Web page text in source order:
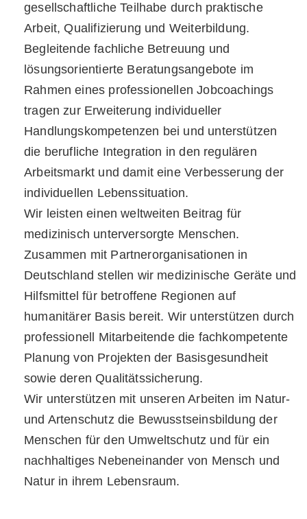
gesellschaftliche Teilhabe durch praktische
Arbeit, Qualifizierung und Weiterbildung.
Begleitende fachliche Betreuung und
lösungsorientierte Beratungsangebote im
Rahmen eines professionellen Jobcoachings
tragen zur Erweiterung individueller
Handlungskompetenzen bei und unterstützen
die berufliche Integration in den regulären
Arbeitsmarkt und damit eine Verbesserung der
individuellen Lebenssituation.
Wir leisten einen weltweiten Beitrag für
medizinisch unterversorgte Menschen.
Zusammen mit Partnerorganisationen in
Deutschland stellen wir medizinische Geräte und
Hilfsmittel für betroffene Regionen auf
humanitärer Basis bereit. Wir unterstützen durch
professionell Mitarbeitende die fachkompetente
Planung von Projekten der Basisgesundheit
sowie deren Qualitätssicherung.
Wir unterstützen mit unseren Arbeiten im Natur-
und Artenschutz die Bewusstseins­bildung der
Menschen für den Umweltschutz und für ein
nachhaltiges Nebeneinander von Mensch und
Natur in ihrem Lebensraum.